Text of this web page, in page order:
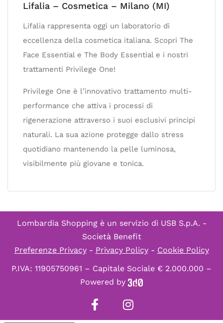
Lifalia – Cosmetica – Milano (MI)
Lifalia rappresenta oggi un laboratorio di
eccellenza della cosmetica italiana. Scopri The
Face Essential e The Body Essential e i nostri
trattamenti Privilege One!
Privilege One è l’innovativo trattamento multi-
performance che attiva i processi di
rigenerazione attraverso i suoi esclusivi principi
naturali. La sua azione protegge dallo stress
quotidiano mantenendo la pelle luminosa,
visibilmente più giovane e tonica.
Lombardia Shopping è un servizio di USB S.p.A. -
Società Benefit
Preferenze Privacy- Privacy Policy- Cookie Policy
P.IVA: 11905750961 – Capitale Sociale € 2.000.000 –
Powered by